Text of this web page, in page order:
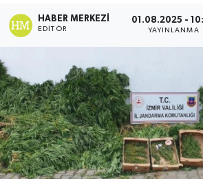
HABER MERKEZI
EDITÖR
01.08.2025 -
YAYINLANMA